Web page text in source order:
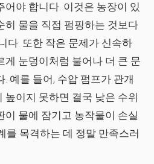
야 합니다. 이것은 농장이 있
히 물을 직접 펌핑하는 것보다
다. 또한 작은 문제가 신속하
게 눈덩이처럼 불어나 더 큰 문
예를 들어, 수압 펌프가 관개
높이지 못하면 결국 낮은 수위
이 물에 잠기고 농작물이 손실
를 목격하는 데 정말 만족스러